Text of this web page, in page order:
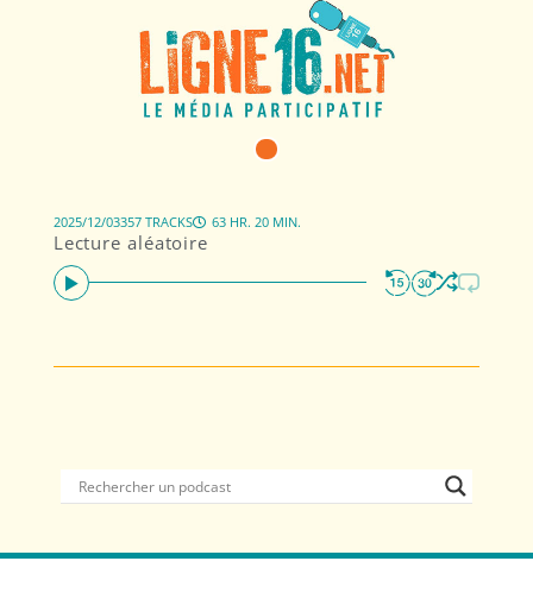
Lecture aléatoire
2025/12/03357 TRACKS 63 HR. 20 MIN.